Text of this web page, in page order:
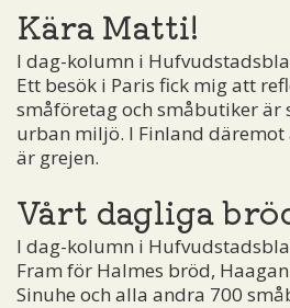
Kära Matti!
I dag-kolumn i
Ett besök i Paris fick mig att
småföretag och småbutiker är
urban miljö. I Finland
är grejen.
Vårt dagliga
I dag-kolumn i
Fram för Halmes bröd,
Sinuhe och alla andra 700